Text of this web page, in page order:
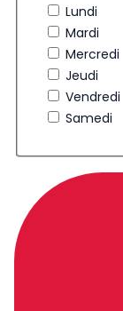
Lundi
Mardi
Mercredi
Jeudi
Vendredi
Samedi